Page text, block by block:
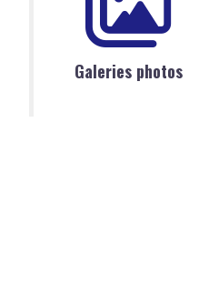
Galeries photos